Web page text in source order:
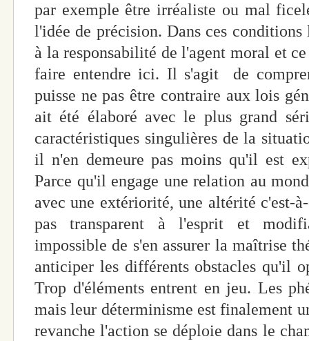
par exemple être irréaliste ou mal
l'idée de précision. Dans ces
à la responsabilité de l'agent moral et
faire entendre ici. Il s'agit de
puisse ne pas être contraire aux lois
ait été élaboré avec le plus grand
caractéristiques singulières de la
il n'en demeure pas moins qu'il est
Parce qu'il engage une relation au
avec une extériorité, une altérité c'est-
pas transparent à l'esprit et
impossible de s'en assurer la maîtrise
anticiper les différents obstacles qu'il
Trop d'éléments entrent en jeu. Les
mais leur déterminisme est finalement
revanche l'action se déploie dans le